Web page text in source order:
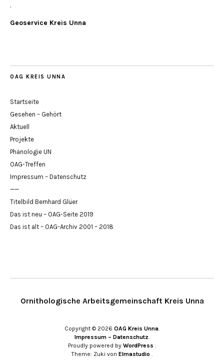
.
Geoservice Kreis Unna
OAG KREIS UNNA
Startseite
Gesehen – Gehört
Aktuell
Projekte
Phänologie UN
OAG-Treffen
Impressum – Datenschutz
——
Titelbild Bernhard Glüer
Das ist neu – OAG-Seite 2019
Das ist alt – OAG-Archiv 2001 – 2018
Ornithologische Arbeitsgemeinschaft Kreis Unna
Copyright © 2026 OAG Kreis Unna
Impressum – Datenschutz
Proudly powered by WordPress
Theme: Zuki von Elmastudio